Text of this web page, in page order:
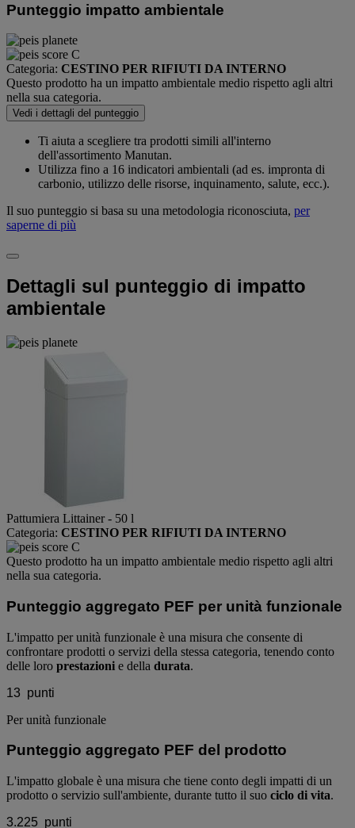
Punteggio impatto ambientale
Categoria: CESTINO PER RIFIUTI DA INTERNO
Questo prodotto ha un impatto ambientale medio rispetto agli altri
nella sua categoria.
Vedi i dettagli del punteggio
Ti aiuta a scegliere tra prodotti simili all'interno
dell'assortimento Manutan.
Utilizza fino a 16 indicatori ambientali (ad es. impronta di
carbonio, utilizzo delle risorse, inquinamento, salute, ecc.).
Il suo punteggio si basa su una metodologia riconosciuta, per
saperne di più
Dettagli sul punteggio di impatto
ambientale
Pattumiera Littainer - 50 l
Categoria: CESTINO PER RIFIUTI DA INTERNO
Questo prodotto ha un impatto ambientale medio rispetto agli altri
nella sua categoria.
Punteggio aggregato PEF per unità funzionale
L'impatto per unità funzionale è una misura che consente di
confrontare prodotti o servizi della stessa categoria, tenendo conto
delle loro prestazioni e della durata.
13 punti
Per unità funzionale
Punteggio aggregato PEF del prodotto
L'impatto globale è una misura che tiene conto degli impatti di un
prodotto o servizio sull'ambiente, durante tutto il suo ciclo di vita.
3.225 punti